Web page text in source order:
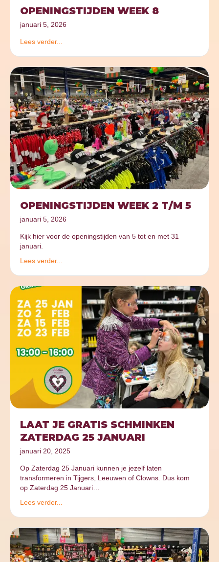
OPENINGSTIJDEN WEEK 8
januari 5, 2026
Lees verder...
OPENINGSTIJDEN WEEK 2 T/M 5
januari 5, 2026
Kijk hier voor de openingstijden van 5 tot en met 31
januari.
Lees verder...
LAAT JE GRATIS SCHMINKEN
ZATERDAG 25 JANUARI
januari 20, 2025
Op Zaterdag 25 Januari kunnen je jezelf laten
transformeren in Tijgers, Leeuwen of Clowns. Dus kom
op Zaterdag 25 Januari…
Lees verder...